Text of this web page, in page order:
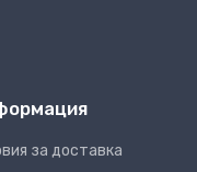
за доставка